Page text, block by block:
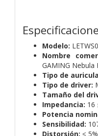
Modelo:
Nombre
GAMING Nebula
Tipo de
Tipo de driver:
Tamaño del
Impedancia: 16
Potencia
Sensibilidad:
Distorsión: ≤